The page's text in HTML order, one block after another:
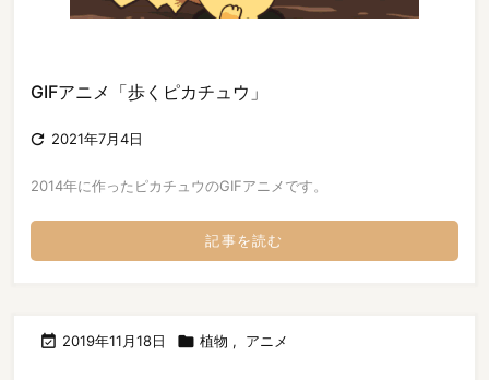
GIFアニメ「歩くピカチュウ」
 2021年7月4日
2014年に作ったピカチュウのGIFアニメです。
記事を読む
 2019年11月18日  植物 , アニメ